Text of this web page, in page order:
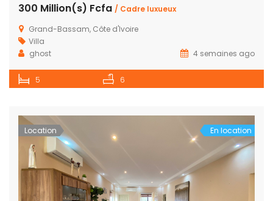
300 Million(s) Fcfa / Cadre luxueux
Grand-Bassam, Côte d'Ivoire
Villa
ghost
4 semaines ago
5 6
Location En location